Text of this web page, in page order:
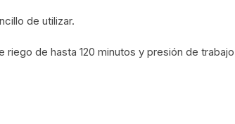
de utilizar.
riego de hasta 120 minutos y presión de